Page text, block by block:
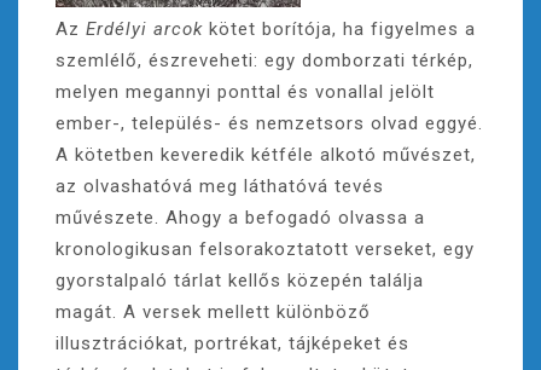
Az Erdélyi arcok kötet borítója, ha figyelmes a
szemlélő, észreveheti: egy domborzati térkép,
melyen megannyi ponttal és vonallal jelölt
ember-, település- és nemzetsors olvad eggyé.
A kötetben keveredik kétféle alkotó művészet,
az olvashatóvá meg láthatóvá tevés
művészete. Ahogy a befogadó olvassa a
kronologikusan felsorakoztatott verseket, egy
gyorstalpaló tárlat kellős közepén találja
magát. A versek mellett különböző
illusztrációkat, portrékat, tájképeket és